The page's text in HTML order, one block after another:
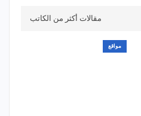
مقالات أكثر من الكاتب
مواقع